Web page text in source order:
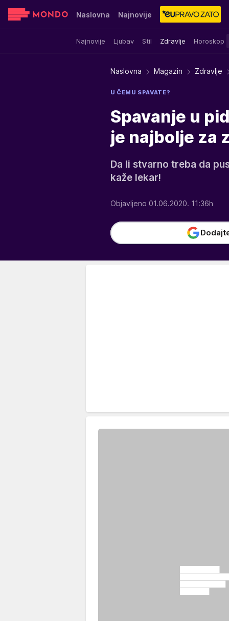
Naslovna Najnovije
Najnovije Ljubav Stil Zdravlje Horoskop
Sensa Stvar ukusa Yumama
Naslovna Magazin Zdravlje
U ČEMU SPAVATE?
Spavanje u
je najbolje za
Da li stvarno treba da
kaže lekar!
Objavljeno 01.06.2020. 11:36h